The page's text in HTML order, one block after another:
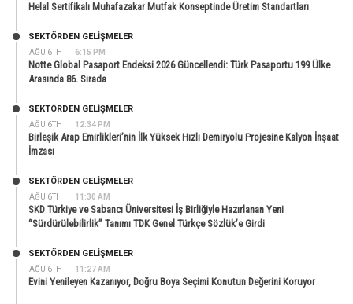
Helal Sertifikalı Muhafazakar Mutfak Konseptinde Üretim Standartları
AĞU 6TH 6:15 PM
SEKTÖRDEN GELIŞMELER
Notte Global Pasaport Endeksi 2026 Güncellendi: Türk Pasaportu 199 Ülke
Arasında 86. Sırada
AĞU 6TH 12:34 PM
SEKTÖRDEN GELIŞMELER
Birleşik Arap Emirlikleri’nin İlk Yüksek Hızlı Demiryolu Projesine Kalyon İnşaat
İmzası
AĞU 6TH 11:30 AM
SEKTÖRDEN GELIŞMELER
SKD Türkiye ve Sabancı Üniversitesi İş Birliğiyle Hazırlanan Yeni
“Sürdürülebilirlik” Tanımı TDK Genel Türkçe Sözlük’e Girdi
AĞU 6TH 11:27 AM
SEKTÖRDEN GELIŞMELER
Evini Yenileyen Kazanıyor, Doğru Boya Seçimi Konutun Değerini Koruyor